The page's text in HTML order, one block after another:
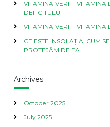
VITAMINA VERII – VITAMINA
DEFICITULUI
VITAMINA VERII –
CE ESTE INSOLAȚIA, CUM
PROTEJĂM DE EA
Archives
October 2025
July 2025